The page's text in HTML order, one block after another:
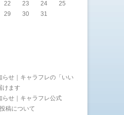
22 23 24
25
29 30 31
らせ｜キャラフレの「いい
けます
らせ｜キャラフレ公式
稿について